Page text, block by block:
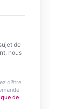
de
nous
d’être
de